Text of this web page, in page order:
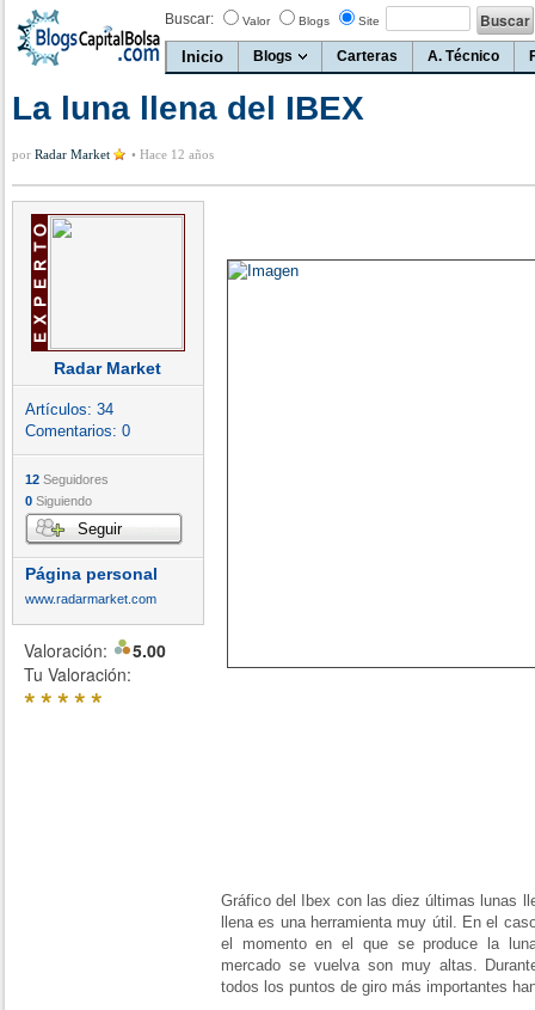
Buscar: Valor Blogs Site
Inicio Blogs Carteras A. Técnico
La luna llena del IBEX
por Radar Market • Hace 12 años
Radar Market
Artículos: 34
Comentarios: 0
12 Seguidores
0 Siguiendo
Seguir
Página personal
www.radarmarket.com
Valoración:
5.00
Tu Valoración:
*****
Gráfico del Ibex con las diez últimas lunas
llena es una herramienta muy útil. En el
el momento en el que se produce la
mercado se vuelva son muy altas.
todos los puntos de giro más importantes